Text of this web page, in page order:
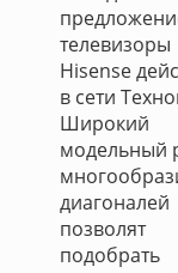
телевизоры
Hisense
в сети
Широкий
модельный
диагоналей
позволят
подобрать